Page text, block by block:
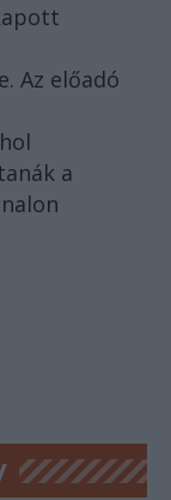
Az előadó
a